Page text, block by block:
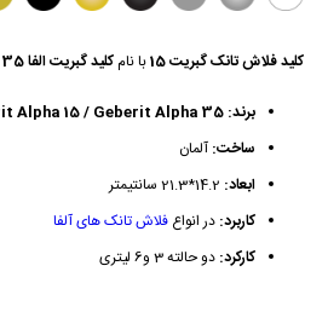
کلید فلاش تانک گبریت 15 با نامکلید گبریت الفا 35
برند: Geberit Alpha 15 / Geberit Alpha 35
ساخت: آلمان
ابعاد:
کاربرد: در انواع فلاش تانک های آلفا
کارکرد: دو حالته 3 و6 لیتری